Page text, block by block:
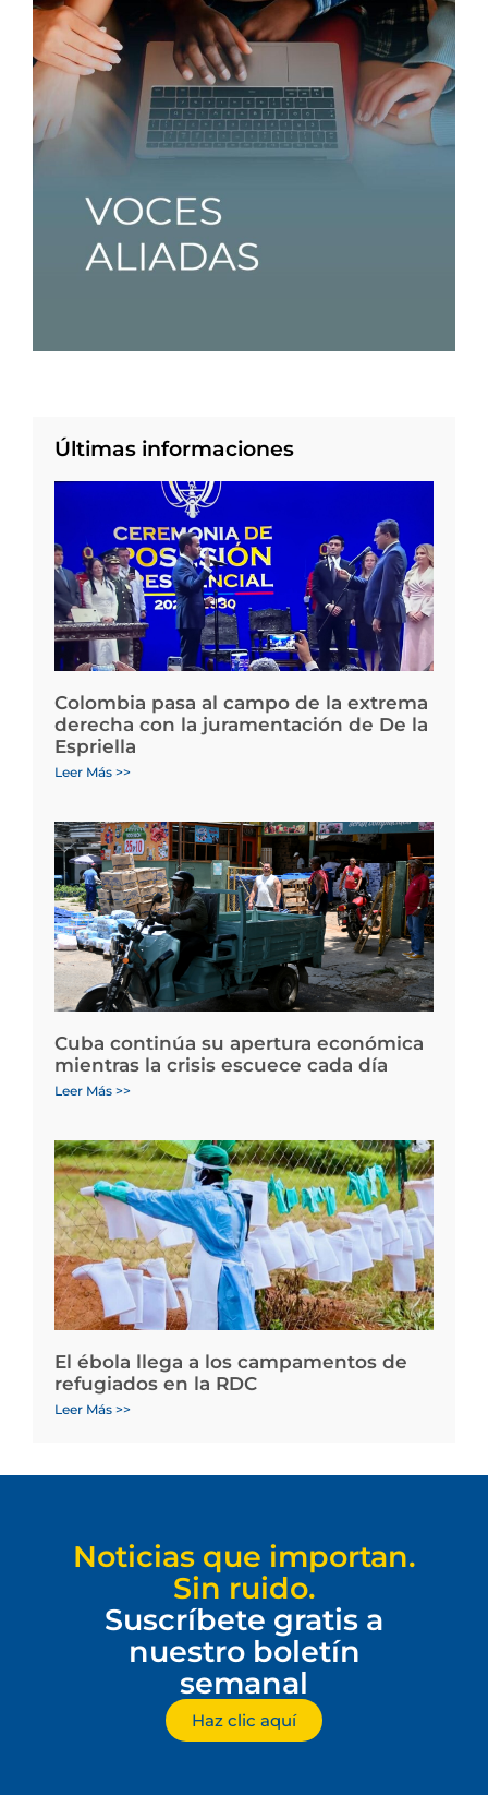
Últimas informaciones
Colombia pasa al campo de la extrema
derecha con la juramentación de De la
Espriella
Leer Más >>
Cuba continúa su apertura económica
mientras la crisis escuece cada día
Leer Más >>
El ébola llega a los campamentos de
refugiados en la RDC
Leer Más >>
Noticias que importan.
Sin ruido.
Suscríbete gratis a
nuestro boletín
semanal
Haz clic aquí